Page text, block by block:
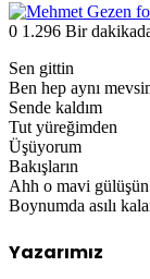
0 1.296 Bir
Sen gittin
Ben hep aynı
Sende kaldım
Tut yüreğimden
Üşüyorum
Bakışların
Ahh o mavi gülüşün
Boynumda asılı
Yazarımız